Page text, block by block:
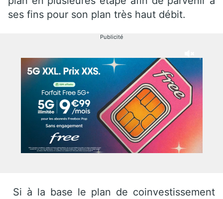
ses fins pour son plan très haut débit.
Publicité
Si à la base le plan de coinvestissement